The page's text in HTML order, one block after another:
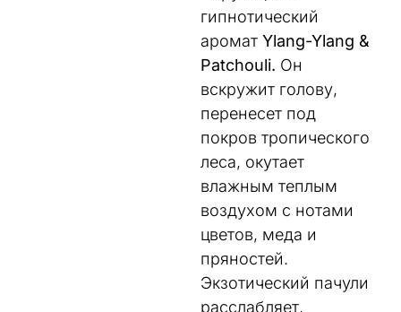
гипнотический
аромат Ylang-Ylang &
Patchouli. Он
вскружит голову,
перенесет под
покров тропического
леса, окутает
влажным теплым
воздухом с нотами
цветов, меда и
пряностей.
Экзотический пачули
расслабляет,